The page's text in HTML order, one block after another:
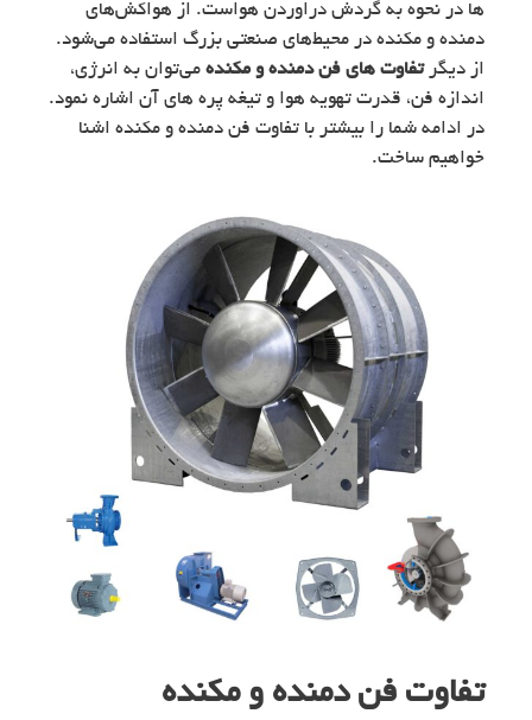
ها در نحوه به گردش دراوردن هواست. از هواکش‌های
دمنده و مکنده در محیط‌های صنعتی بزرگ استفاده می‌شود.
از دیگرتفاوت های فن دمنده و مکنده می‌توان به انرژی،
اندازه فن، قدرت تهویه هوا و تیغه پره های آن اشاره نمود.
در ادامه شما را بیشتر با تفاوت فن دمنده و مکنده اشنا
خواهیم ساخت.
تفاوت فن دمنده و مکنده